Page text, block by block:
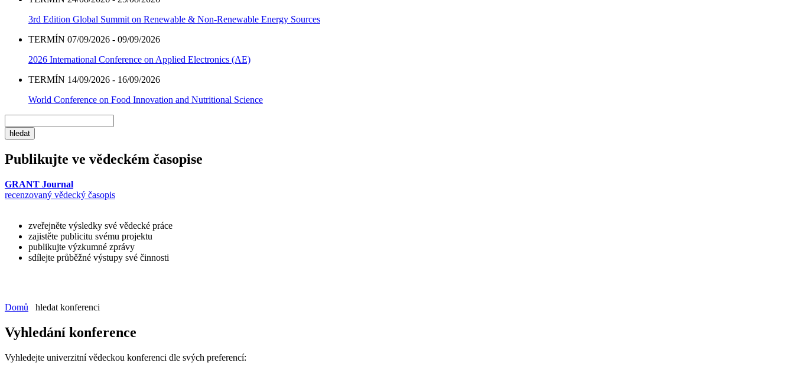
3rd Edition Global Summit on Renewable & Non-Renewable Energy Sources
TERMÍN 07/09/2026 - 09/09/2026
2026 International Conference on Applied Electronics (AE)
TERMÍN 14/09/2026 - 16/09/2026
World Conference on Food Innovation and Nutritional Science
Publikujte ve vědeckém časopise
GRANT Journal
recenzovaný vědecký časopis
zveřejněte výsledky své vědecké práce
zajistěte publicitu svému projektu
publikujte výzkumné zprávy
sdílejte průběžné výstupy své činnosti
Domů hledat konferenci
Vyhledání konference
Vyhledejte univerzitní vědeckou konferenci dle svých preferencí: